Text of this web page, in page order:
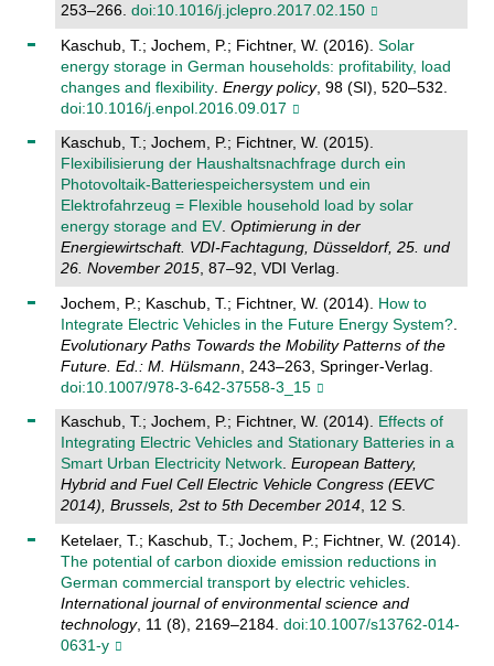
253–266. doi:10.1016/j.jclepro.2017.02.150
Kaschub, T.; Jochem, P.; Fichtner, W. (2016). Solar
energy storage in German households: profitability, load
changes and flexibility. Energy policy, 98 (SI), 520–532.
doi:10.1016/j.enpol.2016.09.017
Kaschub, T.; Jochem, P.; Fichtner, W. (2015).
Flexibilisierung der Haushaltsnachfrage durch ein
Photovoltaik-Batteriespeichersystem und ein
Elektrofahrzeug = Flexible household load by solar
energy storage and EV. Optimierung in der
Energiewirtschaft. VDI-Fachtagung, Düsseldorf, 25. und
26. November 2015, 87–92, VDI Verlag.
Jochem, P.; Kaschub, T.; Fichtner, W. (2014). How to
Integrate Electric Vehicles in the Future Energy System?.
Evolutionary Paths Towards the Mobility Patterns of the
Future. Ed.: M. Hülsmann, 243–263, Springer-Verlag.
doi:10.1007/978-3-642-37558-3_15
Kaschub, T.; Jochem, P.; Fichtner, W. (2014). Effects of
Integrating Electric Vehicles and Stationary Batteries in a
Smart Urban Electricity Network. European Battery,
Hybrid and Fuel Cell Electric Vehicle Congress (EEVC
2014), Brussels, 2st to 5th December 2014, 12 S.
Ketelaer, T.; Kaschub, T.; Jochem, P.; Fichtner, W. (2014).
The potential of carbon dioxide emission reductions in
German commercial transport by electric vehicles.
International journal of environmental science and
technology, 11 (8), 2169–2184. doi:10.1007/s13762-014-
0631-y